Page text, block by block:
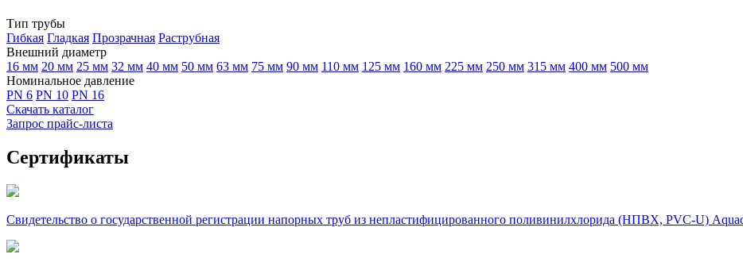
Тип трубы
Гибкая Гладкая Прозрачная Раструбная
Внешний диаметр
16 мм 20 мм 25 мм 32 мм 40 мм 50 мм 63 мм 75 мм 90 мм 110 мм 125 мм 160 мм 225 мм 250 мм 315 мм 400 мм 500 мм
Номинальное давление
PN 6 PN 10 PN 16
Скачать каталог
Запрос прайс-листа
Сертификаты
Свидетельство о государственной регистрации напорных труб из непластифицированного поливинилхлорида (НПВХ, PVC-U)